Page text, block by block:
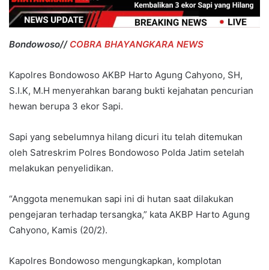
Bondowoso// COBRA BHAYANGKARA NEWS
Kapolres Bondowoso AKBP Harto Agung Cahyono, SH,
S.I.K, M.H menyerahkan barang bukti kejahatan pencurian
hewan berupa 3 ekor Sapi.
Sapi yang sebelumnya hilang dicuri itu telah ditemukan
oleh Satreskrim Polres Bondowoso Polda Jatim setelah
melakukan penyelidikan.
“Anggota menemukan sapi ini di hutan saat dilakukan
pengejaran terhadap tersangka,” kata AKBP Harto Agung
Cahyono, Kamis (20/2).
Kapolres Bondowoso mengungkapkan, komplotan